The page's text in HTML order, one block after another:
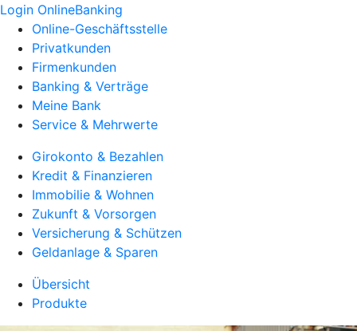
Login OnlineBanking
Online-Geschäftsstelle
Privatkunden
Firmenkunden
Banking & Verträge
Meine Bank
Service & Mehrwerte
Girokonto & Bezahlen
Kredit & Finanzieren
Immobilie & Wohnen
Zukunft & Vorsorgen
Versicherung & Schützen
Geldanlage & Sparen
Übersicht
Produkte